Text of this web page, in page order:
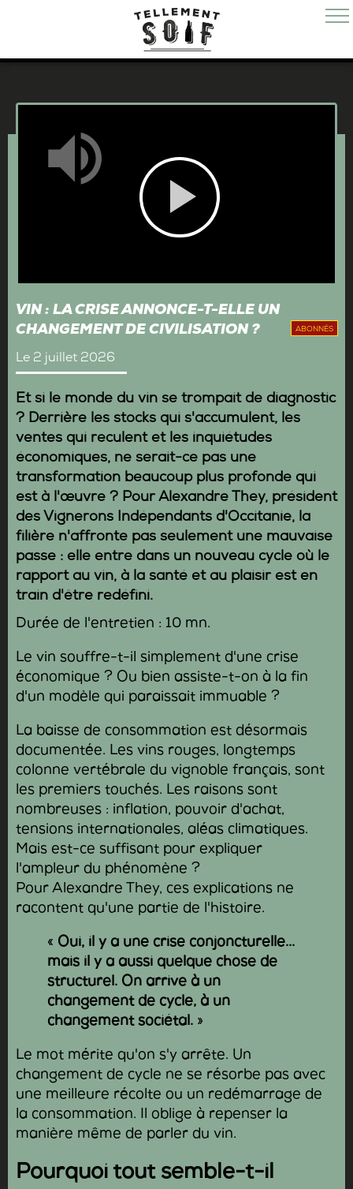
Play
Video
Mute
VIN : LA CRISE ANNONCE-T-ELLE UN
CHANGEMENT DE CIVILISATION ?
ABONNÉS
Le 2 juillet 2026
Et si le monde du vin se trompait de diagnostic
? Derrière les stocks qui s'accumulent, les
ventes qui reculent et les inquiétudes
économiques, ne serait-ce pas une
transformation beaucoup plus profonde qui
est à l'œuvre ? PourAlexandre They, président
des Vignerons Indépendants d'Occitanie, la
filière n'affronte pas seulement une mauvaise
passe : elle entre dans un nouveau cycle où le
rapport au vin, à la santé et au plaisir est en
train d'être redéfini.
Durée de l'entretien : 10 mn.
Le vin souffre-t-il simplement d'une crise
économique ? Ou bien assiste-t-on à la fin
d'un modèle qui paraissait immuable ?
La baisse de consommation est désormais
documentée. Les vins rouges, longtemps
colonne vertébrale du vignoble français, sont
les premiers touchés. Les raisons sont
nombreuses : inflation, pouvoir d'achat,
tensions internationales, aléas climatiques.
Mais est-ce suffisant pour expliquer
l'ampleur du phénomène ?
Pour Alexandre They, ces explications ne
racontent qu'une partie de l'histoire.
« Oui, il y a une crise conjoncturelle...
mais il y a aussi quelque chose de
structurel. On arrive à un
changement de cycle, à un
changement sociétal. »
Le mot mérite qu'on s'y arrête. Un
changement de cycle ne se résorbe pas avec
une meilleure récolte ou un redémarrage de
la consommation. Il oblige à repenser la
manière même de parler du vin.
Pourquoi tout semble-t-il